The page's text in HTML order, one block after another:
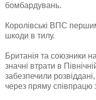
бомбардувань.
Королівські ВПС
шкоди в тилу.
Британія та союзники
значні втрати в
забезпечили
через пряму співпрацю